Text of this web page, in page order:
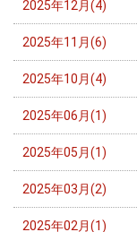
2025年12月(4)
2025年11月(6)
2025年10月(4)
2025年06月(1)
2025年05月(1)
2025年03月(2)
2025年02月(1)